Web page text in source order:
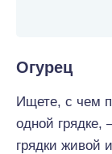
Огурец
Ищете, с чем
одной грядке,
грядки живой